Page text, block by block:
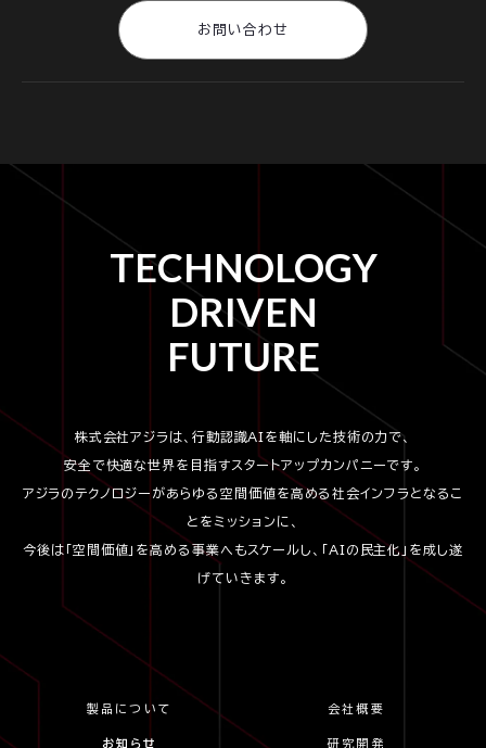
お問い合わせ
TECHNOLOGY
DRIVEN
FUTURE
株式会社アジラは、行動認識AIを軸にした技術の力で、
安全で快適な世界を目指すスタートアップカンパニーです。
アジラのテクノロジーがあらゆる空間価値を高める社会インフラとなるこ
とをミッションに、
今後は「空間価値」を高める事業へもスケールし、「AIの民主化」を成し遂
げていきます。
製品について 会社概要
お知らせ 研究開発